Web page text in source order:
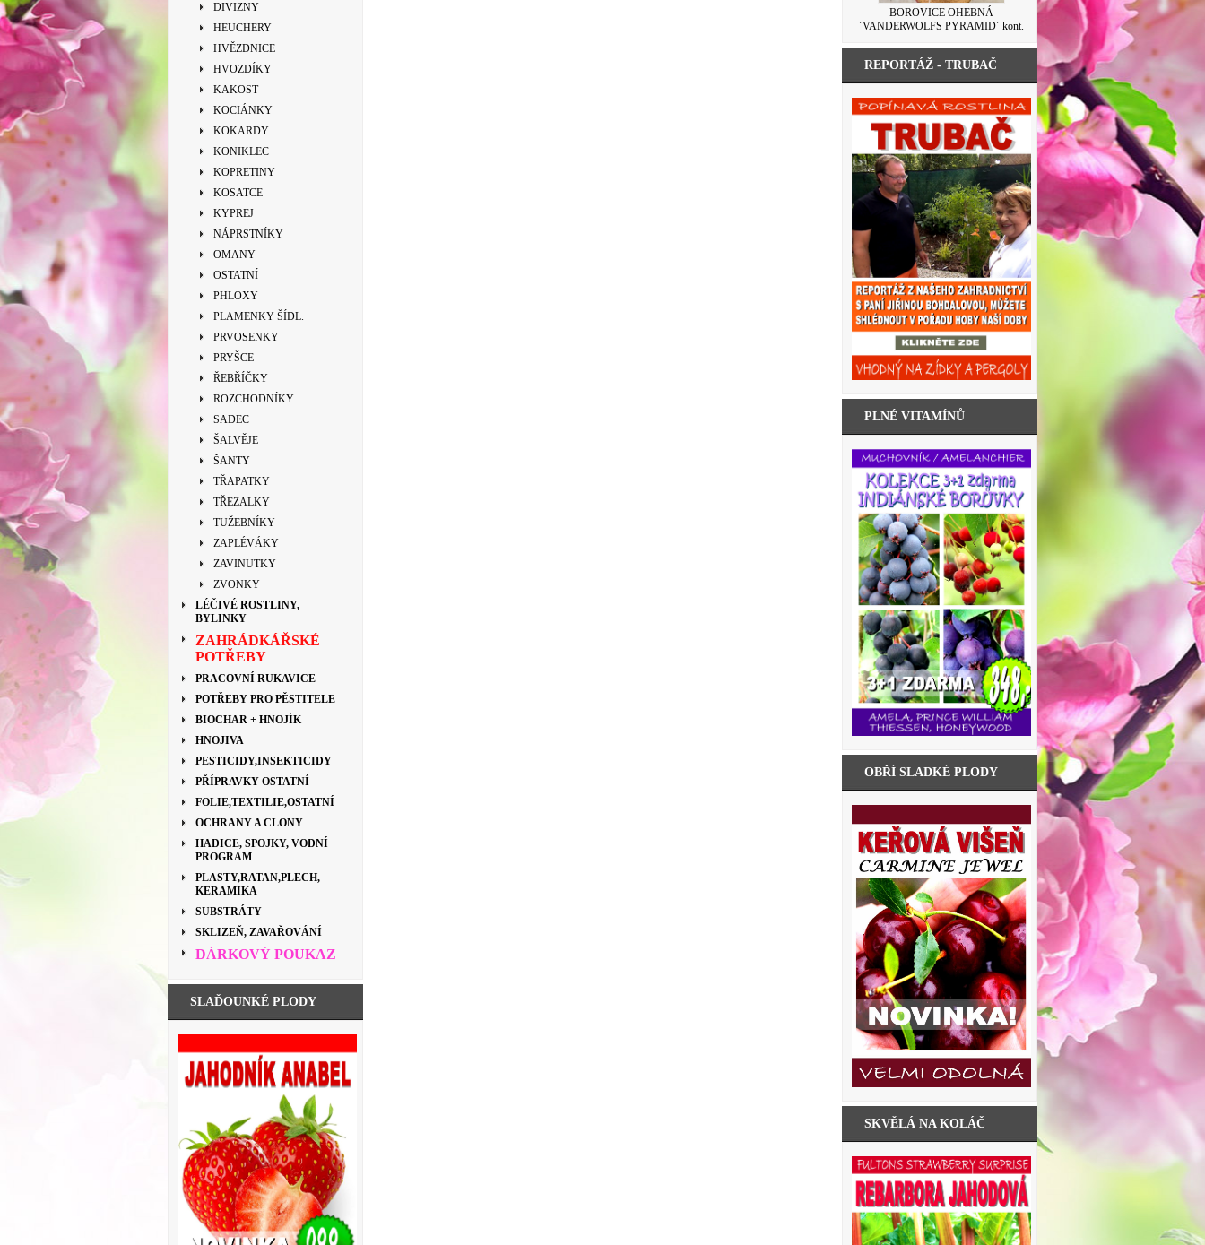
DIVIZNY
HEUCHERY
HVĚZDNICE
HVOZDÍKY
KAKOST
KOCIÁNKY
KOKARDY
KONIKLEC
KOPRETINY
KOSATCE
KYPREJ
NÁPRSTNÍKY
OMANY
OSTATNÍ
PHLOXY
PLAMENKY ŠÍDL.
PRVOSENKY
PRYŠCE
ŘEBŘÍČKY
ROZCHODNÍKY
SADEC
ŠALVĚJE
ŠANTY
TŘAPATKY
TŘEZALKY
TUŽEBNÍKY
ZAPLÉVÁKY
ZAVINUTKY
ZVONKY
LÉČIVÉ ROSTLINY,
BYLINKY
ZAHRÁDKÁŘSKÉ
POTŘEBY
PRACOVNÍ RUKAVICE
POTŘEBY PRO PĚSTITELE
BIOCHAR + HNOJÍK
HNOJIVA
PESTICIDY,INSEKTICIDY
PŘÍPRAVKY OSTATNÍ
FOLIE,TEXTILIE,OSTATNÍ
OCHRANY A CLONY
HADICE, SPOJKY, VODNÍ
PROGRAM
PLASTY,RATAN,PLECH,
KERAMIKA
SUBSTRÁTY
SKLIZEŇ, ZAVAŘOVÁNÍ
DÁRKOVÝ POUKAZ
SLAĎOUNKÉ PLODY
BOROVICE OHEBNÁ
´VANDERWOLFS PYRAMID´ kont.
SKLENICE ZAVAŘOVACÍ S VÍČKEM
LEVANDULE 500ML
REPORTÁŽ - TRUBAČ
PLNÉ VITAMÍNŮ
OBŘÍ SLADKÉ PLODY
SKVĚLÁ NA KOLÁČ